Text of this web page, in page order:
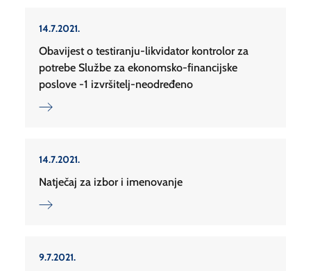
14.7.2021.
Obavijest o testiranju-likvidator kontrolor za
potrebe Službe za ekonomsko-financijske
poslove -1 izvršitelj-neodređeno
14.7.2021.
Natječaj za izbor i imenovanje
9.7.2021.